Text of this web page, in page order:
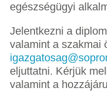
egészségügyi
Jelentkezni a
valamint a szakmai
eljuttatni. Kérjük
valamint a